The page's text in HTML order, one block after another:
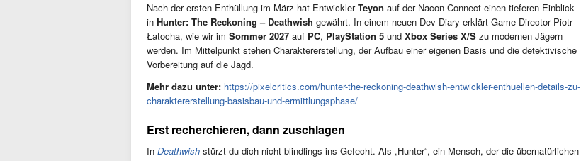
Nach der ersten Enthüllung im März hat EntwicklerTeyon auf der Nacon Connect einen tieferen Einblick
in Hunter: The Reckoning – Deathwish gewährt. In einem neuen Dev-Diary erklärt Game Director Piotr
Łatocha, wie wir im Sommer 2027 auf PC, PlayStation 5 und Xbox Series X/S zu modernen Jägern
werden. Im Mittelpunkt stehen Charaktererstellung, der Aufbau einer eigenen Basis und die detektivische
Vorbereitung auf die Jagd.
Mehr dazu unter: https://pixelcritics.com/hunter-the-reckoning-deathwish-entwickler-enthuellen-details-zu-
charaktererstellung-basisbau-und-ermittlungsphase/
Erst recherchieren, dann zuschlagen
In Deathwish stürzt du dich nicht blindlings ins Gefecht. Als „Hunter“, ein Mensch, der die übernatürlichen